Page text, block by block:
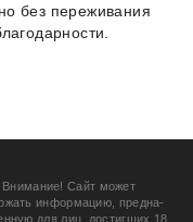
без переживания
Внимание! Сайт может
информацию, предна­
для лиц, дости­гших 18